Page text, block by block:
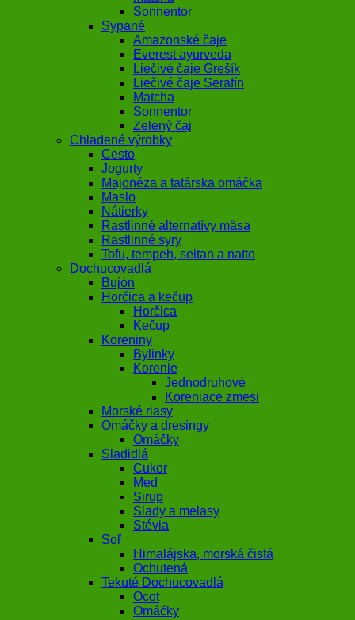
Sonnentor
Sypané
Amazonské čaje
Everest ayurveda
Liečivé čaje Grešík
Liečivé čaje Serafín
Matcha
Sonnentor
Zelený čaj
Chladené výrobky
Cesto
Jogurty
Majonéza a tatárska omáčka
Maslo
Nátierky
Rastlinné alternatívy mäsa
Rastlinné syry
Tofu, tempeh, seitan a natto
Dochucovadlá
Bujón
Horčica a kečup
Horčica
Kečup
Koreniny
Bylinky
Korenie
Jednodruhové
Koreniace zmesi
Morské riasy
Omáčky a dresingy
Omáčky
Sladidlá
Cukor
Med
Sirup
Slady a melasy
Stévia
Soľ
Himalájska, morská čistá
Ochutená
Tekuté Dochucovadlá
Ocot
Omáčky